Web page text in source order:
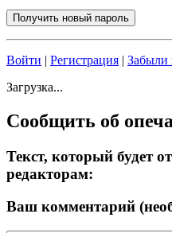
Войти Регистрация
Забыли
Загрузка...
Сообщить об
Текст, который будет
редакторам:
Ваш комментарий